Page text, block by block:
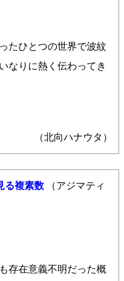
たひとつの世界で波紋
なりに熱く伝わってき
（北向ハナウタ）
る複素数 （アジマティ
存在意義不明だった概